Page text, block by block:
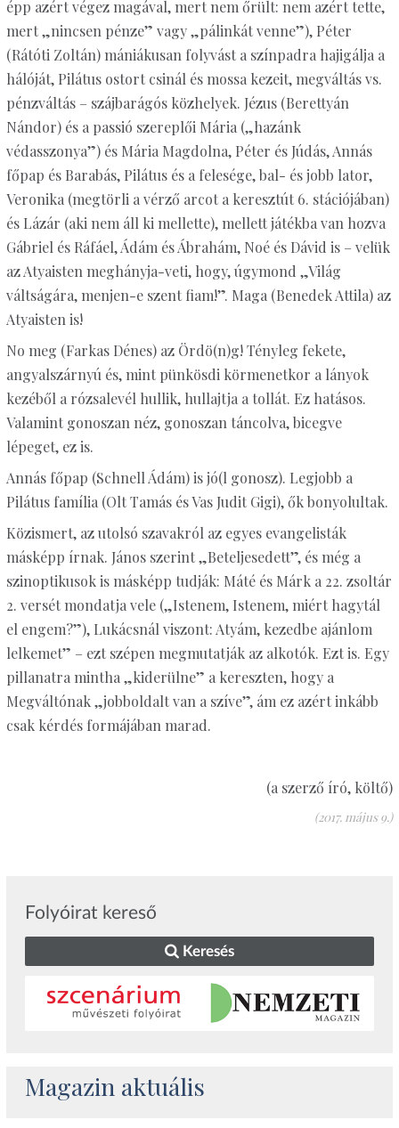
épp azért végez magával, mert nem őrült: nem azért tette,
mert „nincsen pénze” vagy „pálinkát venne”), Péter
(Rátóti Zoltán) mániákusan folyvást a színpadra hajigálja a
hálóját, Pilátus ostort csinál és mossa kezeit, megváltás vs.
pénzváltás – szájbarágós közhelyek. Jézus (Berettyán
Nándor) és a passió szereplői Mária („hazánk
védasszonya”) és Mária Magdolna, Péter és Júdás, Annás
főpap és Barabás, Pilátus és a felesége, bal- és jobb lator,
Veronika (megtörli a vérző arcot a keresztút 6. stációjában)
és Lázár (aki nem áll ki mellette), mellett játékba van hozva
Gábriel és Ráfáel, Ádám és Ábrahám, Noé és Dávid is – velük
az Atyaisten meghányja-veti, hogy, úgymond „Világ
váltságára, menjen-e szent fiam!”. Maga (Benedek Attila) az
Atyaisten is!
No meg (Farkas Dénes) az Ördö(n)g! Tényleg fekete,
angyalszárnyú és, mint pünkösdi körmenetkor a lányok
kezéből a rózsalevél hullik, hullajtja a tollát. Ez hatásos.
Valamint gonoszan néz, gonoszan táncolva, bicegve
lépeget, ez is.
Annás főpap (Schnell Ádám) is jó(l gonosz). Legjobb a
Pilátus família (Olt Tamás és Vas Judit Gigi), ők bonyolultak.
Közismert, az utolsó szavakról az egyes evangelisták
másképp írnak. János szerint „Beteljesedett”, és még a
szinoptikusok is másképp tudják: Máté és Márk a 22. zsoltár
2. versét mondatja vele („Istenem, Istenem, miért hagytál
el engem?”), Lukácsnál viszont: Atyám, kezedbe ajánlom
lelkemet” – ezt szépen megmutatják az alkotók. Ezt is. Egy
pillanatra mintha „kiderülne” a kereszten, hogy a
Megváltónak „jobboldalt van a szíve”, ám ez azért inkább
csak kérdés formájában marad.
(a szerző író, költő)
(2017. május 9.)
Folyóirat kereső
Keresés
Magazin aktuális